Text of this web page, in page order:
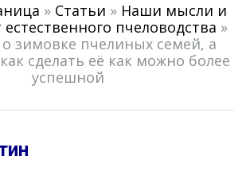
» Статьи » Наши мысли и
пчеловодства »
зимовке пчелиных семей, а
сделать её как можно более
успешной